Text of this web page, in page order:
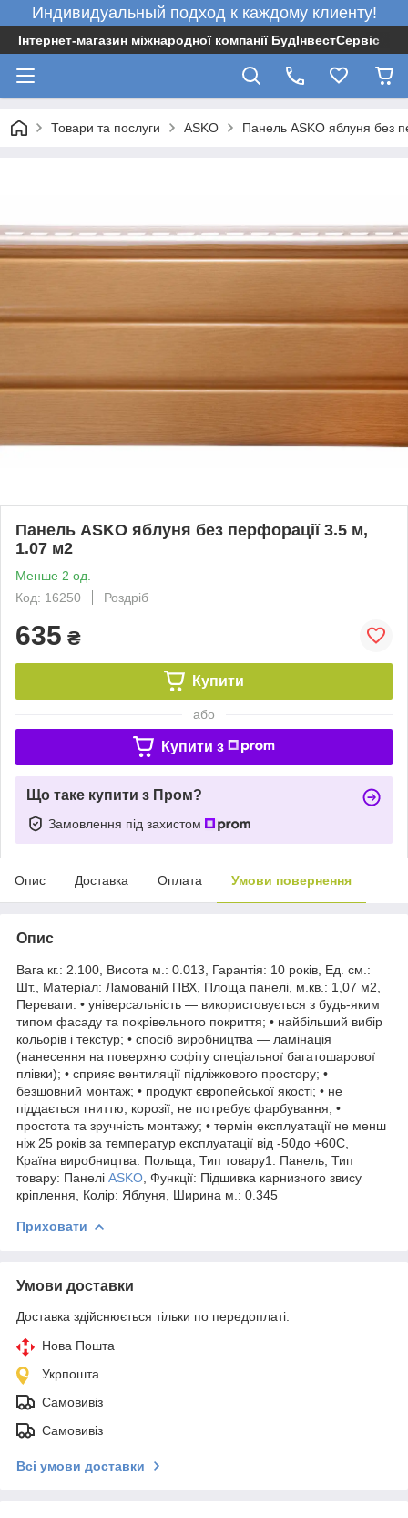
Индивидуальный подход к каждому клиенту!
Інтернет-магазин міжнародної компанії БудІнвестСервіс
Товари та послуги ASKO Панель ASKO яблуня без
Панель ASKO яблуня без перфорації 3.5 м,
1.07 м2
Менше 2 од.
Код: 16250
Роздріб
635 ₴
Купити
або
Купити з
Що таке купити з Пром?
Замовлення під захистом
Опис Доставка Оплата Умови повернення
Опис
Вага кг.: 2.100, Висота м.: 0.013, Гарантія: 10 років, Ед. см.:
Шт., Матеріал: Ламованій ПВХ, Площа панелі, м.кв.: 1,07 м2,
Переваги: • універсальність — використовується з будь-яким
типом фасаду та покрівельного покриття; • найбільший вибір
кольорів і текстур; • спосіб виробництва — ламінація
(нанесення на поверхню софіту спеціальної багатошарової
плівки); • сприяє вентиляції підліжкового простору; •
безшовний монтаж; • продукт європейської якості; • не
піддається гниттю, корозії, не потребує фарбування; •
простота та зручність монтажу; • термін експлуатації не менш
ніж 25 років за температур експлуатації від -50до +60С,
Країна виробництва: Польща, Тип товару1: Панель, Тип
товару: Панелі ASKO , Функції: Підшивка карнизного звису
кріплення, Колір: Яблуня, Ширина м.: 0.345
Приховати
Умови доставки
Доставка здійснюється тільки по передоплаті.
Нова Пошта
Укрпошта
Самовивіз
Самовивіз
Всі умови доставки